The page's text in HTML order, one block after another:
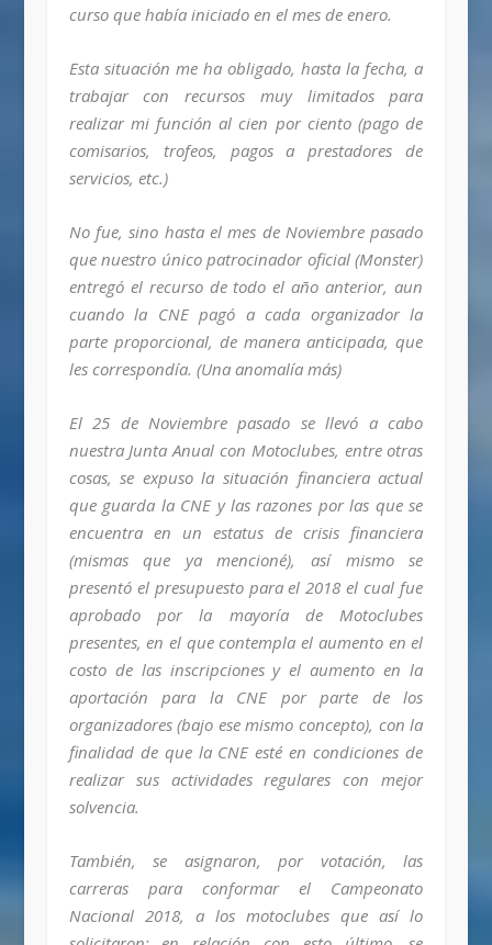
curso que había iniciado en el mes de enero.
Esta situación me ha obligado, hasta la fecha, a
trabajar con recursos muy limitados para
realizar mi función al cien por ciento (pago de
comisarios, trofeos, pagos a prestadores de
servicios, etc.)
No fue, sino hasta el mes de Noviembre pasado
que nuestro único patrocinador oficial (Monster)
entregó el recurso de todo el año anterior, aun
cuando la CNE pagó a cada organizador la
parte proporcional, de manera anticipada, que
les correspondía. (Una anomalía más)
El 25 de Noviembre pasado se llevó a cabo
nuestra Junta Anual con Motoclubes, entre otras
cosas, se expuso la situación financiera actual
que guarda la CNE y las razones por las que se
encuentra en un estatus de crisis financiera
(mismas que ya mencioné), así mismo se
presentó el presupuesto para el 2018 el cual fue
aprobado por la mayoría de Motoclubes
presentes, en el que contempla el aumento en el
costo de las inscripciones y el aumento en la
aportación para la CNE por parte de los
organizadores (bajo ese mismo concepto), con la
finalidad de que la CNE esté en condiciones de
realizar sus actividades regulares con mejor
solvencia.
También, se asignaron, por votación, las
carreras para conformar el Campeonato
Nacional 2018, a los motoclubes que así lo